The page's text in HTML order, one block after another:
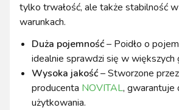
tylko trwałość, ale także stabilność
warunkach.
Duża pojemność– Poidło o
idealnie sprawdzi się w większych
Wysoka jakość– Stworzone
producenta NOVITAL, gwarantuje
użytkowania.